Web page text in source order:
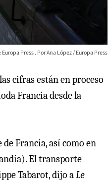
Press Ana López / Europa Press
cifras están en proceso
Francia desde la
Francia, así como en
El transporte
Tabarot, dijo aLe